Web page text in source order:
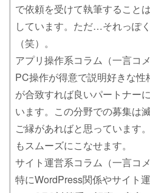
で依頼を受けて執筆すること
しています。ただ…それっぽ
（笑）。
アプリ操作系コラム（一言コメ
PC操作が得意で説明好きな
が合致すれば良いパートナー
います。この分野での募集は
ご縁があればと思っています
もスムーズにこなせます。
サイト運営系コラム（一言コメ
特にWordPress関係やサイト